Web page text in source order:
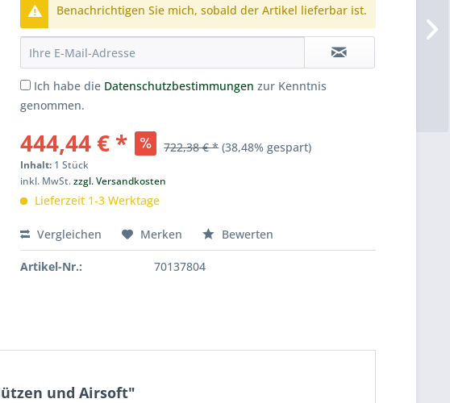
Benachrichtigen Sie mich, sobald der Artikel lieferbar ist.
Ich habe die Datenschutzbestimmungen zur Kenntnis
genommen.
444,44 € * 722,38 € * (38,48% gespart)
Inhalt: 1 Stück
inkl. MwSt.zzgl. Versandkosten
Lieferzeit 1-3 Werktage
Vergleichen Merken Bewerten
Artikel-Nr.: 70137804
und Airsoft"